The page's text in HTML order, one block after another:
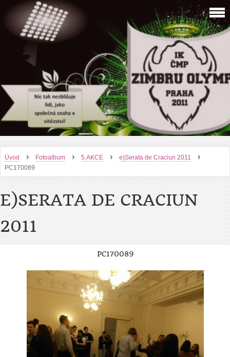
Úvod › Fotoalbum › 5.AKCE › e)Serata de Craciun 2011 ›
PC170089
E)SERATA DE CRACIUN
2011
PC170089